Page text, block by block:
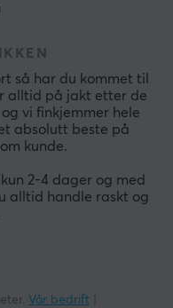
så har du kommet til
alltid på jakt etter de
vi finkjemmer hele
absolutt beste på
kunde.
2-4 dager og med
alltid handle raskt og
Vår bedrift